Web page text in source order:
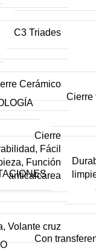
C3 Triades
Cerámico
Cierre
Fácil
Función
anticalcárea
Volante cruz
Cierre
Con